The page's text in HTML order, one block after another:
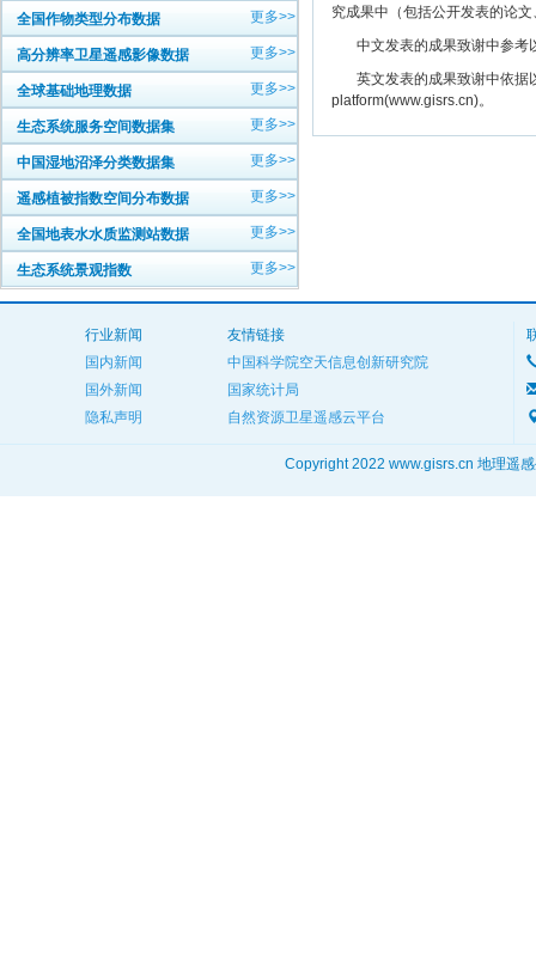
全国作物类型分布数据 更多>>
高分辨率卫星遥感影像数据 更多>>
全球基础地理数据 更多>>
生态系统服务空间数据集 更多>>
中国湿地沼泽分类数据集 更多>>
遥感植被指数空间分布数据 更多>>
全国地表水水质监测站数据 更多>>
生态系统景观指数 更多>>
究成果中（包括公开发表的论
中文发表的成果致谢中参考
英文发表的成果致谢中依据
platform(www.gisrs.cn)。
行业新闻
国内新闻
国外新闻
隐私声明
友情链接
中国科学院空天信息创新研究院
国家统计局
自然资源卫星遥感云平台
Copyright 2022 www.gisrs.cn 地理遥